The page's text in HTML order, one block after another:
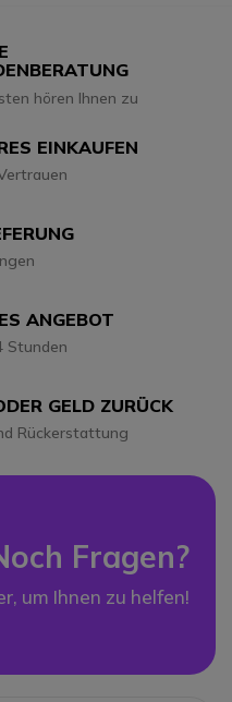
hören Ihnen zu
EINKAUFEN
ANGEBOT
Stunden
GELD ZURÜCK
Rückerstattung
Fragen?
um Ihnen zu helfen!